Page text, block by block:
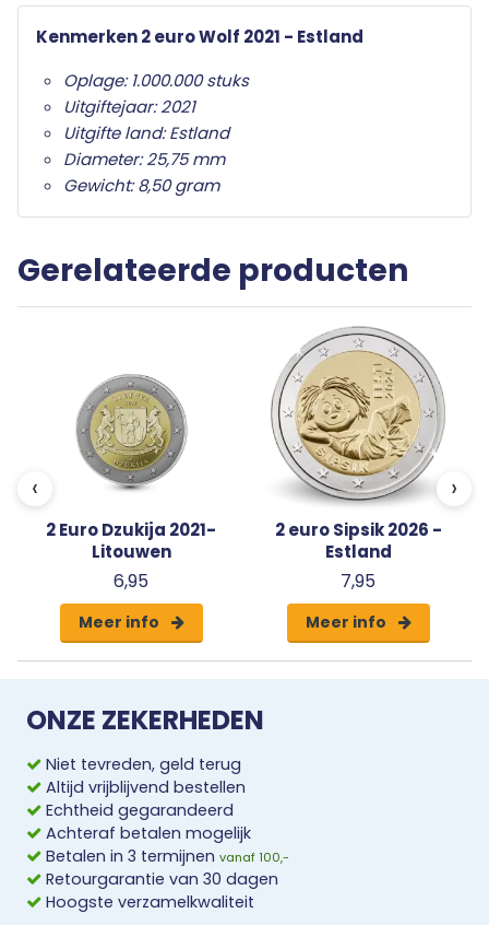
heeft mag jaarlijks twee herdenkingsmunten
uitgeven. Wat deze herdenkingsmunten
onderscheid van de gewone twee euro munten is
het herdenkingsonderwerp op de nationale zijde.
Alleen de twee euro munt mag als
herdenkingsmunt gebruikt worden. Ze zijn in het
hele eurogebied wettig betaalmiddel; ze kunnen
als gewone euromunten worden gebruikt en
Uw 2 euro munt wordt geleverd in beschermende
Kenmerken 2 euro Wolf 2021 - Estland
Oplage: 1.000.000 stuks
Uitgiftejaar: 2021
Uitgifte land: Estland
Diameter: 25,75 mm
Gewicht: 8,50 gram
Gerelateerde producten
‹
2 Euro Dzukija 2021-
Litouwen
6,95
Meer info
2 euro Sipsik 2026 -
Estland
7,95
Meer info
›
ONZE ZEKERHEDEN
Niet tevreden, geld terug
Altijd vrijblijvend bestellen
Echtheid gegarandeerd
Achteraf betalen mogelijk
Betalen in 3 termijnen vanaf 100,-
Retourgarantie van 30 dagen
Hoogste verzamelkwaliteit